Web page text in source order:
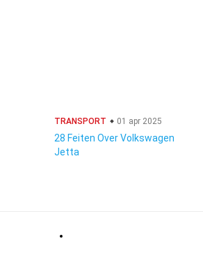
TRANSPORT 01 apr 2025
28 Feiten Over Volkswagen
Jetta